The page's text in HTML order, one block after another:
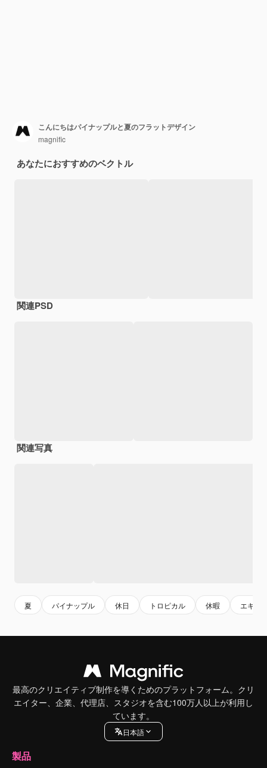
こんにちはパイナップルと夏のフラットデザイン
magnific
あなたにおすすめのベクトル
関連PSD
関連写真
夏 パイナップル 休日 トロピカル 休暇 エキゾ
最高のクリエイティブ制作を導くためのプラットフォーム。クリ
エイター、企業、代理店、スタジオを含む100万人以上が利用し
ています。
日本語
製品